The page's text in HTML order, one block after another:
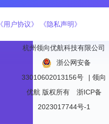
《用户协议》 《隐私声明》
杭州领向优航科技有限公司
浙公网安备
33010602013156号
| 领向
优航 版权所有
浙ICP备
2023017744号-1